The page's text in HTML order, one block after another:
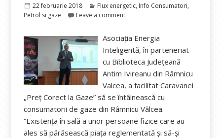
Publicat
pe
22 februarie 2018 Categorii
Flux energetic, Info Consumatori,
Petrol si gaze
Leave a comment
Asociația Energia
Inteligentă, în parteneriat
cu Biblioteca Județeană
Antim Ivireanu din Râmnicu
Valcea, a facilitat Caravanei
„Preț Corect la Gaze” să se întâlnească cu
consumatorii de gaze din Râmnicu Vâlcea.
“Existența în sală a unor persoane fizice care au
ales să părăsească piața reglementată și să-și